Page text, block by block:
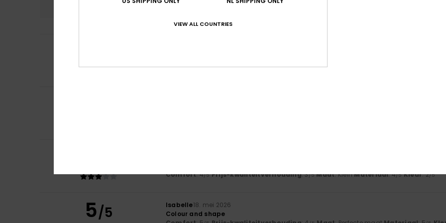
Comfort: 5 Prijs-kwaliteitverhouding: 4 Maat
Comfort: 4/5 Prijs-kwaliteitverhouding: 3/5 Maat: KleinMateriaal: 4/5 Kleur: 2/5
5/5 Isabelle18. mei 2026
Colour and shape
VIEW ALL COUNTRIES